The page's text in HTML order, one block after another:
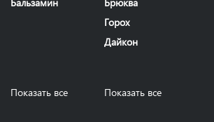
Показать все
Горох
Дайкон
Показать все